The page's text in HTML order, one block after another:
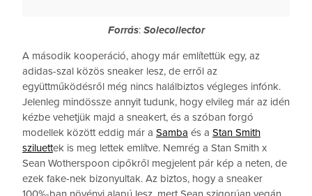
Forrás: Solecollector
A második kooperáció, ahogy már említettük egy, az
adidas-szal közös sneaker lesz, de erről az
együttműködésről még nincs halálbiztos végleges infónk.
Jelenleg mindössze annyit tudunk, hogy elvileg már az idén
kézbe vehetjük majd a sneakert, és a szóban forgó
modellek között eddig már a Samba és a Stan Smith
sziluettek is meg lettek említve. Nemrég a Stan Smith x
Sean Wotherspoon cipőkről megjelent pár kép a neten, de
ezek fake-nek bizonyultak. Az biztos, hogy a sneaker